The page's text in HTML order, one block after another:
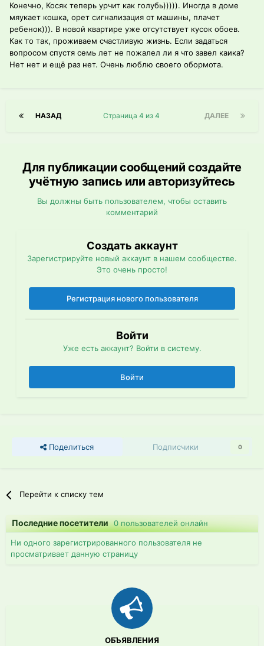
Конечно, Косяк теперь урчит как голубь))))). Иногда в доме
мяукает кошка, орет сигнализация от машины, плачет
ребенок))). В новой квартире уже отсутствует кусок обоев.
Как то так, проживаем счастливую жизнь. Если задаться
вопросом спустя семь лет не пожалел ли я что завел каика?
Нет нет и ещё раз нет. Очень люблю своего обормота.
НАЗАД ДАЛЕЕ
Страница 4 из 4
Для публикации сообщений создайте
учётную запись или авторизуйтесь
Вы должны быть пользователем, чтобы оставить
комментарий
Создать аккаунт
Зарегистрируйте новый аккаунт в нашем сообществе.
Это очень просто!
Регистрация нового пользователя
Войти
Уже есть аккаунт? Войти в систему.
Войти
Поделиться Подписчики 0
Перейти к списку тем
Последние посетители0 пользователей онлайн
Ни одного зарегистрированного пользователя не
просматривает данную страницу
ОБЪЯВЛЕНИЯ